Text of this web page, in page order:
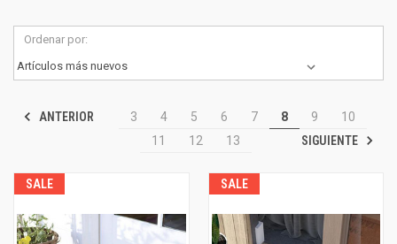
Ordenar por:
ANTERIOR 3 4 5 6 7 8 9
10
11
12 13 SIGUIENTE
SALE SALE